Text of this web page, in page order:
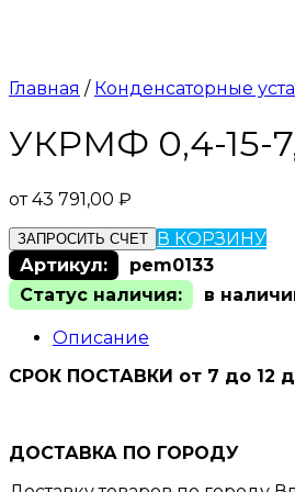
Главная / Конденсаторные
УКРМФ 0,4-15-
от43 791,00 ₽
ЗАПРОСИТЬ СЧЕТ В КОРЗИНУ
Артикул:
pem0133
Статус наличия:
в
Описание
СРОК ПОСТАВКИ от 7 до 12
ДОСТАВКА ПО ГОРОДУ